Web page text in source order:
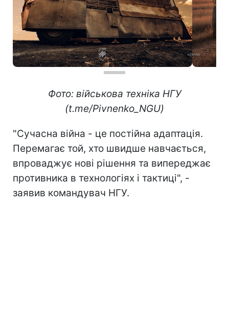
Фото: військова техніка НГУ
(t.me/Pivnenko_NGU)
"Сучасна війна - це постійна адаптація.
Перемагає той, хто швидше навчається,
впроваджує нові рішення та випереджає
противника в технологіях і тактиці", -
заявив командувач НГУ.